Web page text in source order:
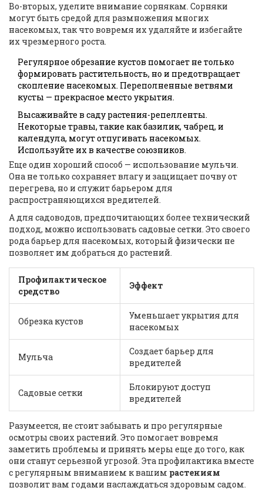
Во-вторых, уделите внимание сорнякам. Сорняки
могут быть средой для размножения многих
насекомых, так что вовремя их удаляйте и избегайте
их чрезмерного роста.
Регулярное обрезание кустов помогает не только
формировать растительность, но и предотвращает
скопление насекомых. Переполненные ветвями
кусты — прекрасное место укрытия.
Высаживайте в саду растения-репелленты.
Некоторые травы, такие как базилик, чабрец, и
календула, могут отпугивать насекомых.
Используйте их в качестве союзников.
Еще один хороший способ — использование мульчи.
Она не только сохраняет влагу и защищает почву от
перегрева, но и служит барьером для
распространяющихся вредителей.
А для садоводов, предпочитающих более технический
подход, можно использовать садовые сетки. Это своего
рода барьер для насекомых, который физически не
позволяет им добраться до растений.
Профилактическое
средство
Эффект
Обрезка кустов
Уменьшает укрытия для
насекомых
Мульча
Создает барьер для
вредителей
Садовые сетки
Блокируют доступ
вредителей
Разумеется, не стоит забывать и про регулярные
осмотры своих растений. Это помогает вовремя
заметить проблемы и принять меры еще до того, как
они станут серьезной угрозой. Эта профилактика вместе
с регулярным вниманием к вашим растениям
позволит вам годами наслаждаться здоровым садом.